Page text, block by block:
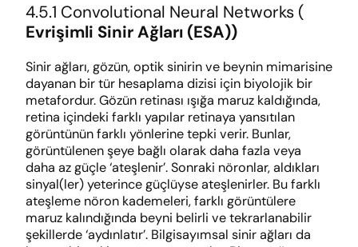
4.5.1 Convolutional Neural Networks (
Evrişimli Sinir Ağları (ESA))
Sinir ağları, gözün, optik sinirin ve beynin mimarisine
dayanan bir tür hesaplama dizisi için biyolojik bir
metafordur. Gözün retinası ışığa maruz kaldığında,
retina içindeki farklı yapılar retinaya yansıtılan
görüntünün farklı yönlerine tepki verir. Bunlar,
görüntülenen şeye bağlı olarak daha fazla veya
daha az güçle ‘ateşlenir’. Sonraki nöronlar, aldıkları
sinyal(ler) yeterince güçlüyse ateşlenirler. Bu farklı
ateşleme nöron kademeleri, farklı görüntülere
maruz kalındığında beyni belirli ve tekrarlanabilir
şekillerde ‘aydınlatır’. Bilgisayımsal sinir ağları da